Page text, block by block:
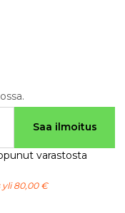
Saa ilmoitus
varastosta
yli 80,00 €